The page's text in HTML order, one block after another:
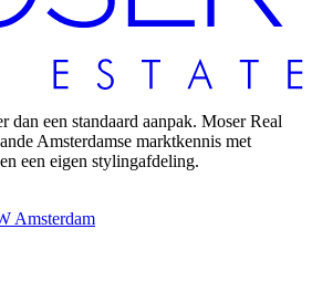
een standaard aanpak. Moser Real
Amsterdamse marktkennis met
een eigen stylingafdeling.
Amsterdam